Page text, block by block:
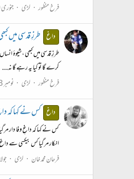
فرخ منظور لڑی جنوری 10، 2018
داغ طرزِ قدسی میں
طرزِ قدسی میں کبھی ،شیوۂ
کرے گا تو کیا یہ رہے گا نہ...
فرخ منظور لڑی نومبر 13، 2017
داغ کس نے کہا کہ
کس نے کہا کہ داغِ وفا دار
انکار مر گیا کس بیکسی سے
فرحان محمد خان
لڑی